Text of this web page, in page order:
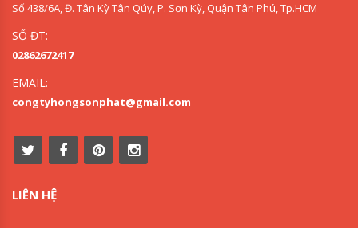
Số 438/6A, Đ. Tân Kỳ Tân Qúy, P. Sơn Kỳ, Quận Tân Phú, Tp.HCM
SỐ ĐT:
02862672417
EMAIL:
congtyhongsonphat@gmail.com
LIÊN HỆ